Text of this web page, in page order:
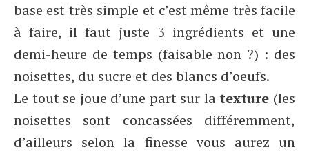
base est très simple et c’est même très facile
à faire, il faut juste 3 ingrédients et une
demi-heure de temps (faisable non ?) : des
noisettes, du sucre et des blancs d’oeufs.
Le tout se joue d’une part sur latexture (les
noisettes sont concassées différemment,
d’ailleurs selon la finesse vous aurez un